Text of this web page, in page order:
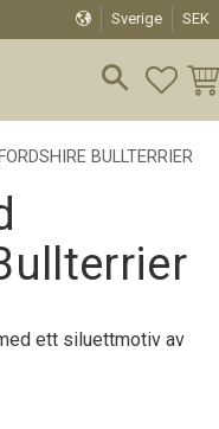
Sverige SEK
BULLTERRIER
ett siluettmotiv av